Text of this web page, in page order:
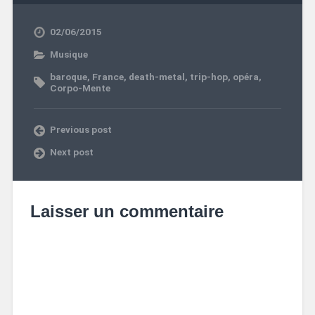
02/06/2015
Musique
baroque, France, death-metal, trip-hop, opéra,
Corpo-Mente
Previous post
Next post
Laisser un commentaire